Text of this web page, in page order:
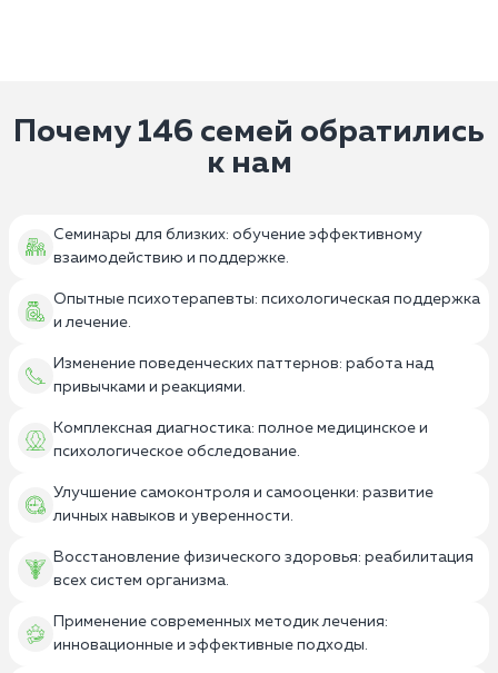
Почему 146 семей обратились
к нам
Семинары для близких: обучение эффективному
взаимодействию и поддержке.
Опытные психотерапевты: психологическая поддержка
и лечение.
Изменение поведенческих паттернов: работа над
привычками и реакциями.
Комплексная диагностика: полное медицинское и
психологическое обследование.
Улучшение самоконтроля и самооценки: развитие
личных навыков и уверенности.
Восстановление физического здоровья: реабилитация
всех систем организма.
Применение современных методик лечения:
инновационные и эффективные подходы.